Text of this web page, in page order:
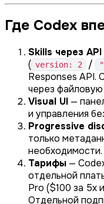
Где Codex
Skills через API
( version: 2 /
Responses API.
через
Visual UI —
и управления
Progressive
только
Тарифы —
отдельной
Pro ($100 за 5x
Отдельной